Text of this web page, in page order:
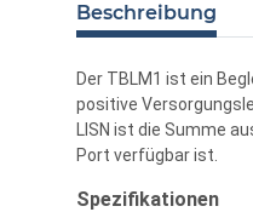
Beschreibung
Der TBLM1 ist ein
positive
LISN ist die Summe
Port verfügbar ist.
Spezifikationen